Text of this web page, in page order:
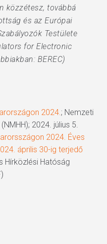
közzétesz, továbbá
és az Európai
Testülete
for Electronic
BEREC)
2024.; Nemzeti
2024. július 5.
2024. Éves
április 30-ig terjedő
Hírközlési Hatóság